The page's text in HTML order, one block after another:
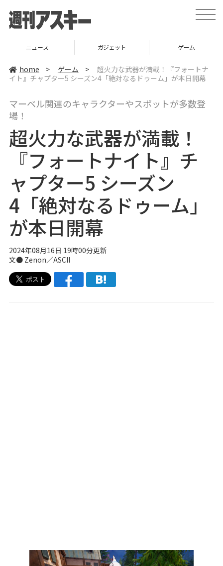
t
o
a
v
i
t
i
ニュース ガジェット ゲーム
home > ゲーム >
超火力な武器が満載！『フォートナ
イト』チャプター5 シーズン4「絶対なるドゥーム」が本日開幕
マーベル関連のキャラクターやスポットが多数登
場！
超火力な武器が満載！
『フォートナイト』チ
ャプター5 シーズン
4「絶対なるドゥーム」
が本日開幕
2024年08月16日 19時00分更新
文● Zenon／ASCII